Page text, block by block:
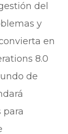
del
y
en
8.0
de
para